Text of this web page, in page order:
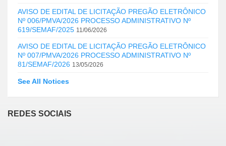
AVISO DE EDITAL DE LICITAÇÃO PREGÃO ELETRÔNICO
Nº 006/PMVA/2026 PROCESSO ADMINISTRATIVO Nº
619/SEMAF/2025 11/06/2026
AVISO DE EDITAL DE LICITAÇÃO PREGÃO ELETRÔNICO
Nº 007/PMVA/2026 PROCESSO ADMINISTRATIVO Nº
81/SEMAF/2026 13/05/2026
See All Notices
REDES SOCIAIS